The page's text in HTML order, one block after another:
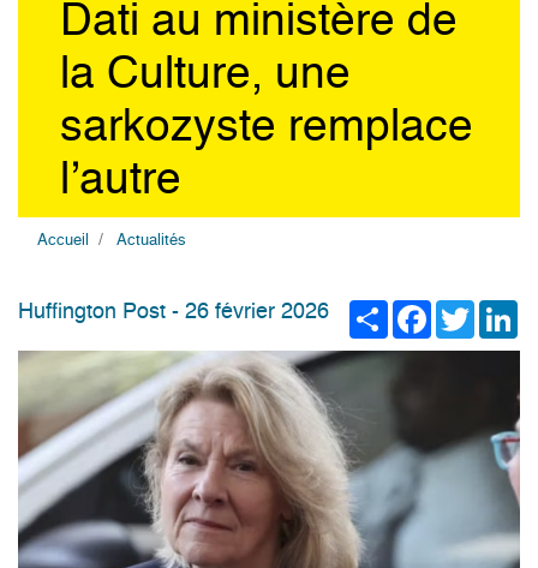
Dati au ministère de
la Culture, une
sarkozyste remplace
l’autre
Accueil Actualités
ShareFacebook
Twitter
Huffington Post - 26 février 2026